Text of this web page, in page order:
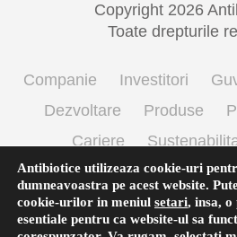
Copyright 2026
Toate drepturile
Companie Investitori
Dezvoltare
Produse
Cariere
Termeni si conditii de
Prelucrarea datelor cu
Antibiotice utilizeaza cookie-uri
dumneavoastra pe acest website.
cookie-urilor in meniul setari, insa, o
esentiale pentru ca website-ul sa